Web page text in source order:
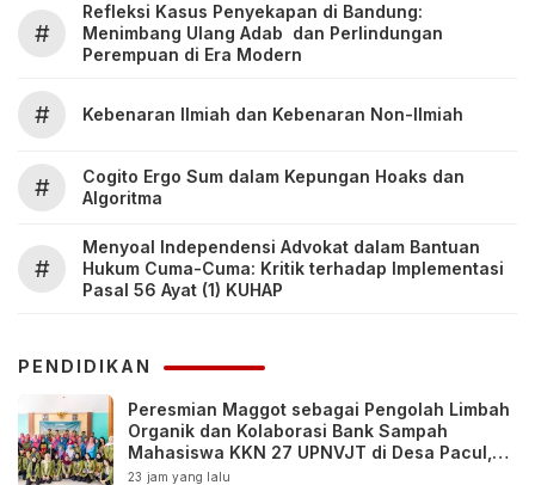
#
Refleksi Kasus Penyekapan di Bandung:
Menimbang Ulang Adab dan Perlindungan
Perempuan di Era Modern
# Kebenaran Ilmiah dan Kebenaran Non-Ilmiah
#
Cogito Ergo Sum dalam Kepungan Hoaks dan
Algoritma
#
Menyoal Independensi Advokat dalam Bantuan
Hukum Cuma-Cuma: Kritik terhadap Implementasi
Pasal 56 Ayat (1) KUHAP
PENDIDIKAN
Peresmian Maggot sebagai Pengolah Limbah
Organik dan Kolaborasi Bank Sampah
Mahasiswa KKN 27 UPNVJT di Desa Pacul,
Bojonegoro
23 jam yang lalu